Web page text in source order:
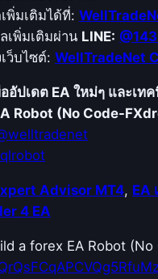
เพิ่มเติมได้ที่:
เพิ่มเติมผ่าน LINE:
เว็บไซต์:WellTradeNet
อัปเดต EA ใหม่ๆ และเท
Robot (No Code-
Advisor MT4, EA
4 EA
a forex EA Robot